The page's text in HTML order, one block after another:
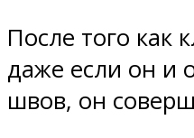
После того как
даже если он и
швов, он